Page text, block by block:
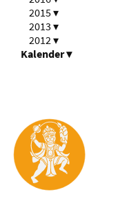
2015▾
2013 ▾
2012 ▾
Kalender▾